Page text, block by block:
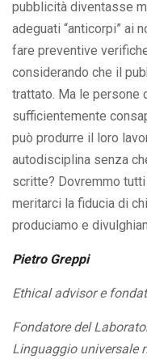
pubblicità diventasse
adeguati “anticorpi” ai
fare preventive
considerando che il
trattato. Ma le persone
sufficientemente
può produrre il loro
autodisciplina senza
scritte? Dovremmo
meritarci la fiducia di
produciamo e
Pietro Greppi
Ethical advisor e
Fondatore del
Linguaggio universale